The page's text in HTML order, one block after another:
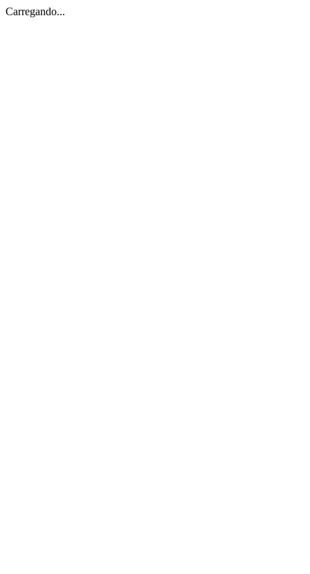
Carregando...